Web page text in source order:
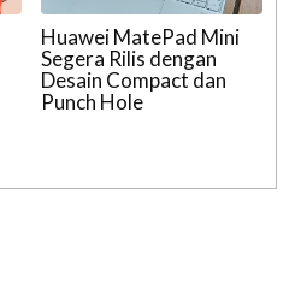
Huawei MatePad Mini
Segera Rilis dengan
Desain Compact dan
Punch Hole